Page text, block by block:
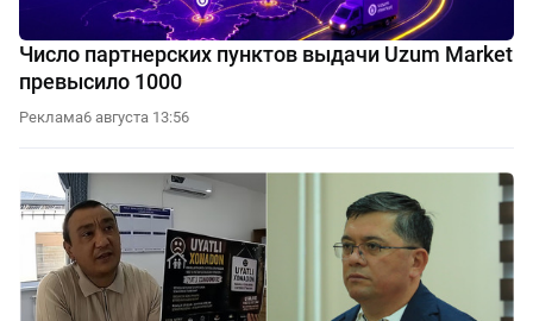
Число партнерских пунктов выдачи Uzum Market
превысило 1000
Реклама6 августа 13:56